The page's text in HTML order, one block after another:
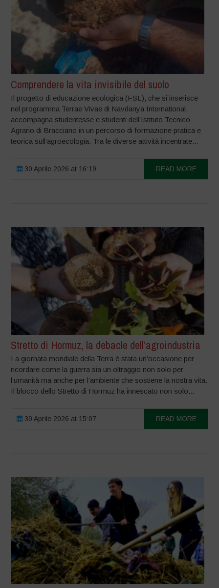
Comprendere la vita invisibile del suolo
Il progetto di educazione ecologica (FSL), che si inserisce
nel programma Terrae Vivae di Navdanya International,
accompagna studentesse e studenti dell’Istituto Tecnico
Agrario di Bracciano in un percorso di formazione pratica e
teorica sull’agroecologia. Tra le diverse attività incentrate...
30 Aprile 2026 at 16:19 READ MORE
Stretto di Hormuz, la debacle dell’agroindustria
La giornata mondiale della Terra è stata un’occasione per
ricordare come la guerra sia un oltraggio non solo per
l’umanità ma anche per l’ambiente che sostiene la nostra vita.
Il blocco dello Stretto di Hormuz ha innescato non solo...
30 Aprile 2026 at 15:07 READ MORE